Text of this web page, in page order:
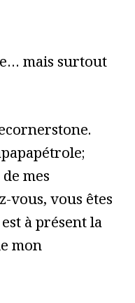
mais surtout
mes
vous, vous êtes
à présent la
mon